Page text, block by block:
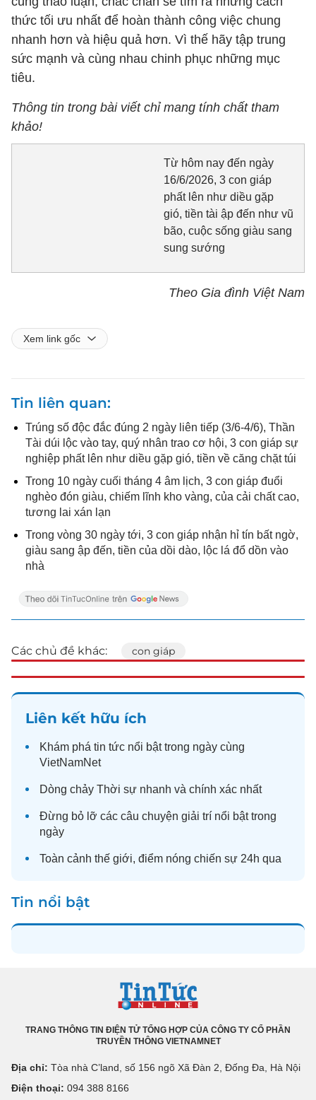
thức tối ưu nhất để hoàn thành công việc chung
nhanh hơn và hiệu quả hơn. Vì thế hãy tập trung
sức mạnh và cùng nhau chinh phục những mục
tiêu.
Thông tin trong bài viết chỉ mang tính chất tham
khảo!
Từ hôm nay đến ngày
16/6/2026, 3 con giáp
phất lên như diều gặp
gió, tiền tài ập đến như vũ
bão, cuộc sống giàu sang
sung sướng
Theo Gia đình Việt Nam
Xem link gốc
Tin liên quan
Trúng số độc đắc đúng 2 ngày liên tiếp (3/6-4/6), Thần
Tài dúi lộc vào tay, quý nhân trao cơ hội, 3 con giáp sự
nghiệp phất lên như diều gặp gió, tiền về căng chặt túi
Trong 10 ngày cuối tháng 4 âm lịch, 3 con giáp đuổi
nghèo đón giàu, chiếm lĩnh kho vàng, của cải chất cao,
tương lai xán lạn
Trong vòng 30 ngày tới, 3 con giáp nhận hỉ tín bất ngờ,
giàu sang ập đến, tiền của dồi dào, lộc lá đổ dồn vào
nhà
Các chủ đề khác: con giáp
Liên kết hữu ích
Khám phá tin tức nổi bật trong ngày cùng
VietNamNet
Dòng chảy Thời sự nhanh và chính xác nhất
Đừng bỏ lỡ các câu chuyện giải trí nổi bật trong
ngày
Toàn cảnh thế giới, điểm nóng chiến sự 24h qua
Tin nổi bật
TRANG THÔNG TIN ĐIỆN TỬ TỔNG HỢP CỦA CÔNG TY CỔ PHẦN
TRUYỀN THÔNG VIETNAMNET
Địa chỉ: Tòa nhà C’land, số 156 ngõ Xã Đàn 2, Đống Đa, Hà Nội
Điện thoại: 094 388 8166